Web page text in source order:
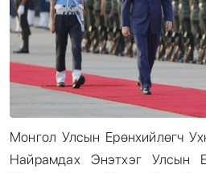
Монгол Улсын Ерөнхийлөгч
Найрамдах Энэтхэг Улсын